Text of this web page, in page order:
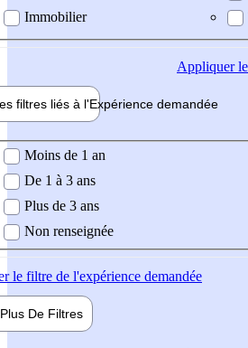
Immobilier
Appliquerle
filtres liés à l'Expérience demandée
demandée
Moins de 1 an
De 1 à 3 ans
Plus de 3 ans
Non renseignée
le filtre de l'expérience demandée
Plus De Filtres